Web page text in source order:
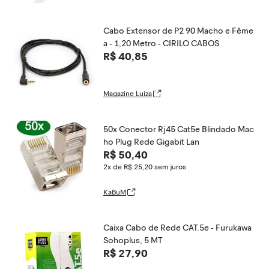
Cabo Extensor de P2 90 Macho e Fême
a - 1,20 Metro - CIRILO CABOS
R$ 40,85
Magazine Luiza
50x Conector Rj45 Cat5e Blindado Mac
ho Plug Rede Gigabit Lan
R$ 50,40
2x de R$ 25,20 sem juros
KaBuM
Caixa Cabo de Rede CAT.5e - Furukawa
Sohoplus, 5 MT
R$ 27,90